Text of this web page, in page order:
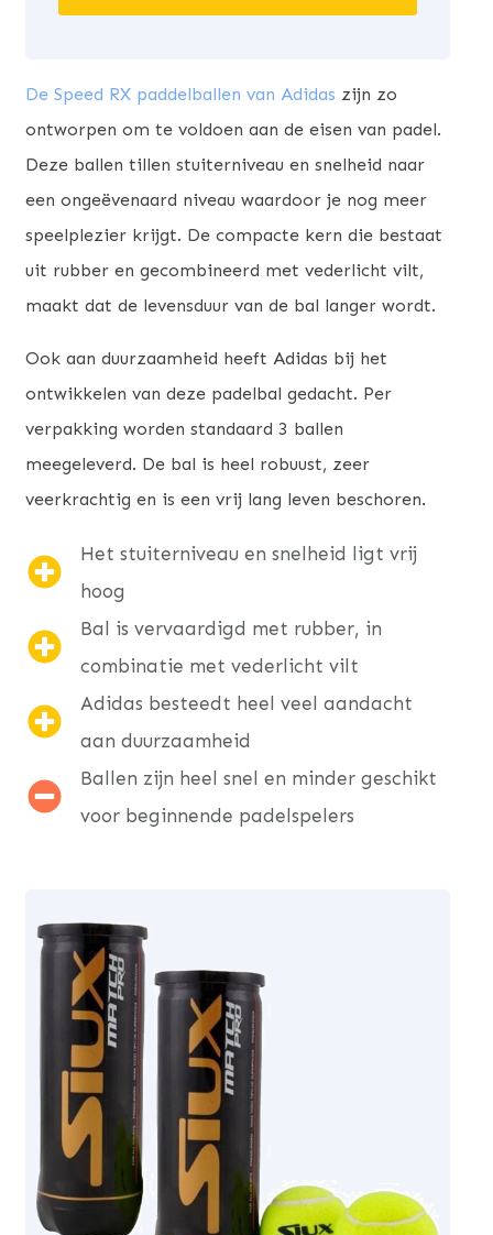
De Speed RX paddelballen van Adidas zijn zo
ontworpen om te voldoen aan de eisen van padel.
Deze ballen tillen stuiterniveau en snelheid naar
een ongeëvenaard niveau waardoor je nog meer
speelplezier krijgt. De compacte kern die bestaat
uit rubber en gecombineerd met vederlicht vilt,
maakt dat de levensduur van de bal langer wordt.
Ook aan duurzaamheid heeft Adidas bij het
ontwikkelen van deze padelbal gedacht. Per
verpakking worden standaard 3 ballen
meegeleverd. De bal is heel robuust, zeer
veerkrachtig en is een vrij lang leven beschoren.
Het stuiterniveau en snelheid ligt vrij
hoog
Bal is vervaardigd met rubber, in
combinatie met vederlicht vilt
Adidas besteedt heel veel aandacht
aan duurzaamheid
Ballen zijn heel snel en minder geschikt
voor beginnende padelspelers